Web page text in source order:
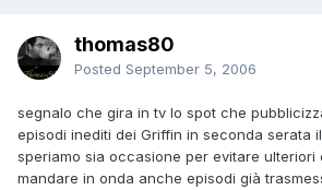
thomas80
Posted September 5, 2006
segnalo che gira in tv lo spot che
episodi inediti dei Griffin in seconda serata
speriamo sia occasione per evitare ulteriori
mandare in onda anche episodi già